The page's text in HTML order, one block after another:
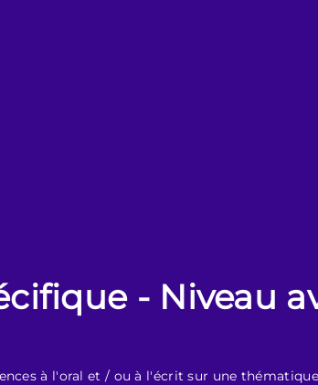
- Niveau
à l'oral et / ou à l'écrit sur une